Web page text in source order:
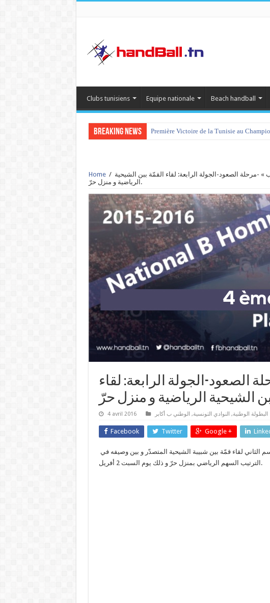
Clubs tunisiens Equipe nationale Beach handball
Breaking News Première Victoire de la Tunisie au
Home / -مرحلة الصعود-الجولة الرابعة: لقاء القمّة ببن الشيحية
الرياضية و منزل حرّ.
الصعود-الجولة الرابعة: لقاء
4 avril 2016 البطولة الوطنية, النوادي التونسية, الوطني ب أكابر
Facebook Twitter Google +
الترتيب السهم الرياضي بمنزل حرّ و ذلك يوم السبت 2 أفريل.